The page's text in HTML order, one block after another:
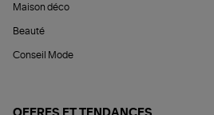
Maison déco
Beauté
Conseil Mode